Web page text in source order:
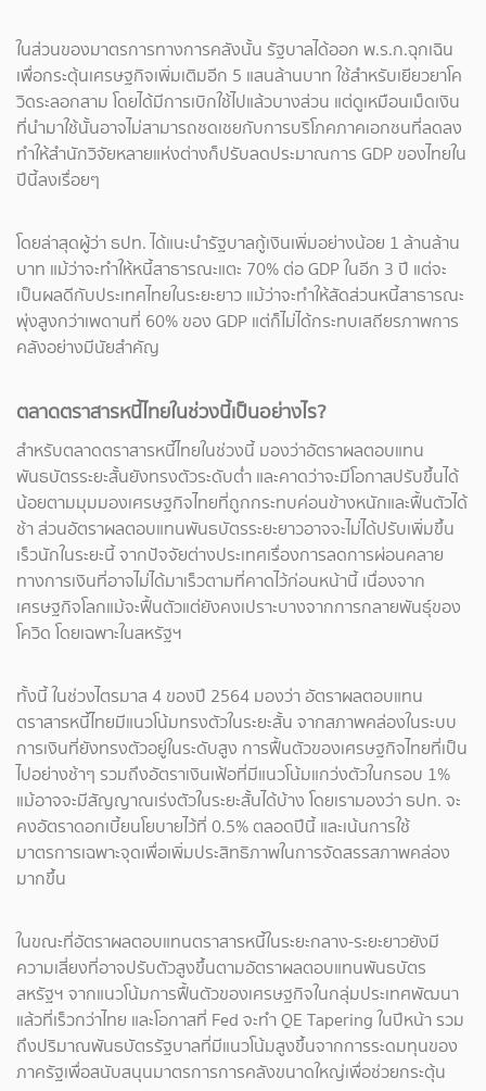
ในส่วนของมาตรการทางการคลังนั้น รัฐบาลได้ออก พ.ร.ก.ฉุกเฉิน
เพื่อกระตุ้นเศรษฐกิจเพิ่มเติมอีก 5 แสนล้านบาท ใช้สำหรับเยียวยาโค
วิดระลอกสาม โดยได้มีการเบิกใช้ไปแล้วบางส่วน แต่ดูเหมือนเม็ดเงิน
ที่นำมาใช้นั้นอาจไม่สามารถชดเชยกับการบริโภคภาคเอกชนที่ลดลง
ทำให้สำนักวิจัยหลายแห่งต่างก็ปรับลดประมาณการ GDP ของไทยใน
ปีนี้ลงเรื่อยๆ
โดยล่าสุดผู้ว่า ธปท. ได้แนะนำรัฐบาลกู้เงินเพิ่มอย่างน้อย 1 ล้านล้าน
บาท แม้ว่าจะทำให้หนี้สาธารณะแตะ 70% ต่อ GDP ในอีก 3 ปี แต่จะ
เป็นผลดีกับประเทศไทยในระยะยาว แม้ว่าจะทำให้สัดส่วนหนี้สาธารณะ
พุ่งสูงกว่าเพดานที่ 60% ของ GDP แต่ก็ไม่ได้กระทบเสถียรภาพการ
คลังอย่างมีนัยสำคัญ
ตลาดตราสารหนี้ไทยในช่วงนี้เป็นอย่างไร?
สำหรับตลาดตราสารหนี้ไทยในช่วงนี้ มองว่าอัตราผลตอบแทน
พันธบัตรระยะสั้นยังทรงตัวระดับต่ำ และคาดว่าจะมีโอกาสปรับขึ้นได้
น้อยตามมุมมองเศรษฐกิจไทยที่ถูกกระทบค่อนข้างหนักและฟื้นตัวได้
ช้า ส่วนอัตราผลตอบแทนพันธบัตรระยะยาวอาจจะไม่ได้ปรับเพิ่มขึ้น
เร็วนักในระยะนี้ จากปัจจัยต่างประเทศเรื่องการลดการผ่อนคลาย
ทางการเงินที่อาจไม่ได้มาเร็วตามที่คาดไว้ก่อนหน้านี้ เนื่องจาก
เศรษฐกิจโลกแม้จะฟื้นตัวแต่ยังคงเปราะบางจากการกลายพันธุ์ของ
โควิด โดยเฉพาะในสหรัฐฯ
ทั้งนี้ ในช่วงไตรมาส 4 ของปี 2564 มองว่า อัตราผลตอบแทน
ตราสารหนี้ไทยมีแนวโน้มทรงตัวในระยะสั้น จากสภาพคล่องในระบบ
การเงินที่ยังทรงตัวอยู่ในระดับสูง การฟื้นตัวของเศรษฐกิจไทยที่เป็น
ไปอย่างช้าๆ รวมถึงอัตราเงินเฟ้อที่มีแนวโน้มแกว่งตัวในกรอบ 1%
แม้อาจจะมีสัญญาณเร่งตัวในระยะสั้นได้บ้าง โดยเรามองว่า ธปท. จะ
คงอัตราดอกเบี้ยนโยบายไว้ที่ 0.5% ตลอดปีนี้ และเน้นการใช้
มาตรการเฉพาะจุดเพื่อเพิ่มประสิทธิภาพในการจัดสรรสภาพคล่อง
มากขึ้น
ในขณะที่อัตราผลตอบแทนตราสารหนี้ในระยะกลาง-ระยะยาวยังมี
ความเสี่ยงที่อาจปรับตัวสูงขึ้นตามอัตราผลตอบแทนพันธบัตร
สหรัฐฯ จากแนวโน้มการฟื้นตัวของเศรษฐกิจในกลุ่มประเทศพัฒนา
แล้วที่เร็วกว่าไทย และโอกาสที่ Fed จะทำ QE Tapering ในปีหน้า รวม
ถึงปริมาณพันธบัตรรัฐบาลที่มีแนวโน้มสูงขึ้นจากการระดมทุนของ
ภาครัฐเพื่อสนับสนุนมาตรการการคลังขนาดใหญ่เพื่อช่วยกระตุ้น